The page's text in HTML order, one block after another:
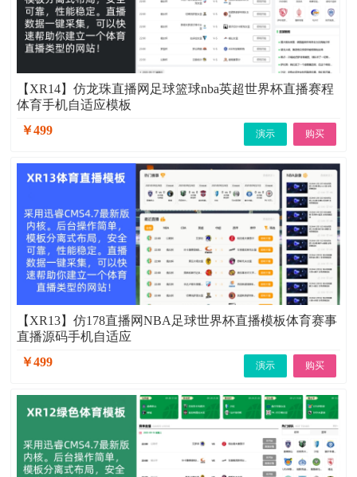
【XR14】仿龙珠直播网足球篮球nba英超世界杯直播赛程
体育手机自适应模板
￥499
购买
演示
【XR13】仿178直播网NBA足球世界杯直播模板体育赛事
直播源码手机自适应
￥499
购买
演示